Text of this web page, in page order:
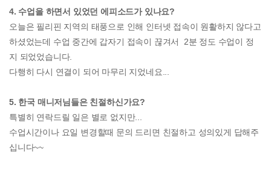
4. 수업을 하면서 있었던 에피소드가 있나요?
오늘은 필리핀 지역의 태풍으로 인해 인터넷 접속이 원활하지 않다고
하셨었는데 수업 중간에 갑자기 접속이 끊겨서 2분 정도 수업이 정
지 되었었습니다.
다행히 다시 연결이 되어 마무리 지었네요...
5. 한국 매니저님들은 친절하신가요?
특별히 연락드릴 일은 별로 없지만...
수업시간이나 요일 변경할때 문의 드리면 친절하고 성의있게 답해주
십니다~~